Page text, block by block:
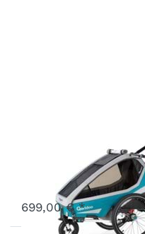
Kidgoo2 Petrol
Q9-20-P
Ausverkauft - wird nachgeliefert, sobald wieder auf Lager.
699,00 € *